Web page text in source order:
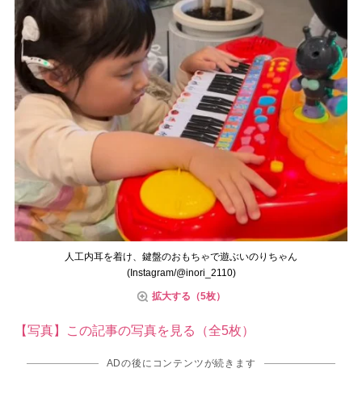
人工内耳を着け、鍵盤のおもちゃで遊ぶいのりちゃん
(Instagram/@inori_2110)
拡大する（5枚）
【写真】この記事の写真を見る（全5枚）
ADの後にコンテンツが続きます